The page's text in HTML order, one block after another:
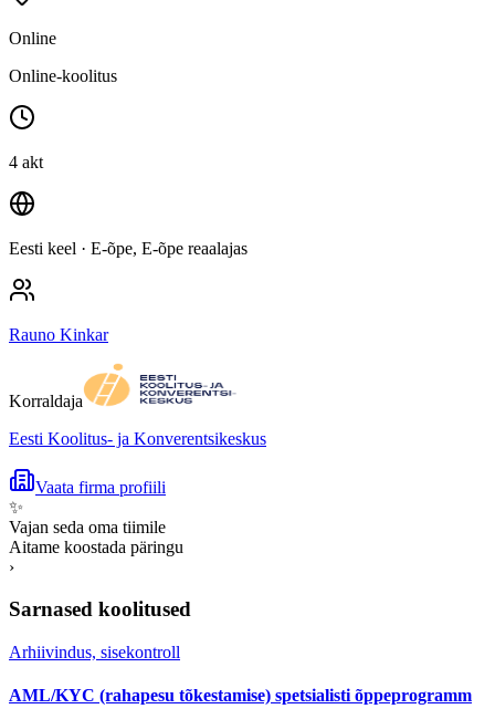
Online
Online-koolitus
4 akt
Eesti keel · E-õpe, E-õpe reaalajas
Rauno Kinkar
Korraldaja
Eesti Koolitus- ja Konverentsikeskus
Vaata firma profiili
✨
Vajan seda oma tiimile
Aitame koostada päringu
›
Sarnased koolitused
Arhiivindus, sisekontroll
AML/KYC (rahapesu tõkestamise) spetsialisti õppeprogramm